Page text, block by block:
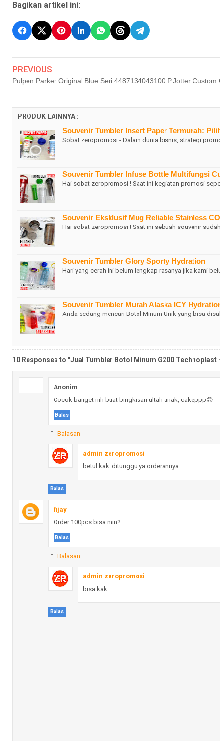
Bagikan artikel ini:
PREVIOUS
Pulpen Parker Original Blue Seri 4487134043100 P.Jotter Custom
PRODUK LAINNYA :
Souvenir Tumbler Insert Paper Termurah:
Sobat zeropromosi - Dalam dunia bisnis, strategi
Souvenir Tumbler Infuse Bottle Multifungsi
Hai sobat zeropromosi ! Saat ini kegiatan promosi
Souvenir Eksklusif Mug Reliable Stainless
Hai sobat zeropromosi ! Saat ini sebuah souvenir
Souvenir Tumbler Glory Sporty Hydration
Hari yang cerah ini belum lengkap rasanya jika kami
Souvenir Tumbler Murah Alaska ICY
Anda sedang mencari Botol Minum Unik yang bisa
10 Responses to "Jual Tumbler Botol Minum G200
Anonim
Cocok banget nih buat bingkisan ultah anak, cakeppp😍
Balas
Balasan
admin zeropromosi
betul kak. ditunggu ya orderannya
Balas
fijay
Order 100pcs bisa min?
Balas
Balasan
admin zeropromosi
bisa kak.
Balas